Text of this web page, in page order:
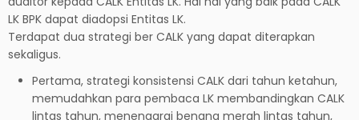
LK BPK dapat diadopsi Entitas LK.
Terdapat dua strategi ber CALK yang dapat diterapkan
sekaligus.
Pertama, strategi konsistensi CALK dari tahun ketahun,
memudahkan para pembaca LK membandingkan CALK
lintas tahun, menengarai benang merah lintas tahun,